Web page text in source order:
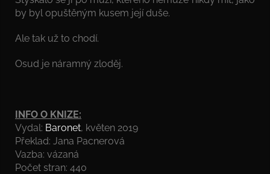
by byl opuštěným kusem její duše.
Ale tak už to chodí.
Osud je náramný zloděj.
INFO O KNIZE:
Vydal: Baronet, květen 2019
Překlad: Jana Pacnerová
Vazba: vázaná
Počet stran: 440